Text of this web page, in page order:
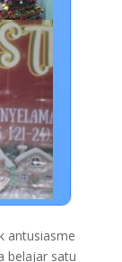
antusiasme
belajar satu